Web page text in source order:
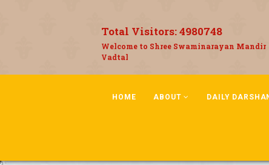
Total Visitors:4980748
Welcome to Shree Swaminarayan Mandir
Vadtal
HOME ABOUT DAILY